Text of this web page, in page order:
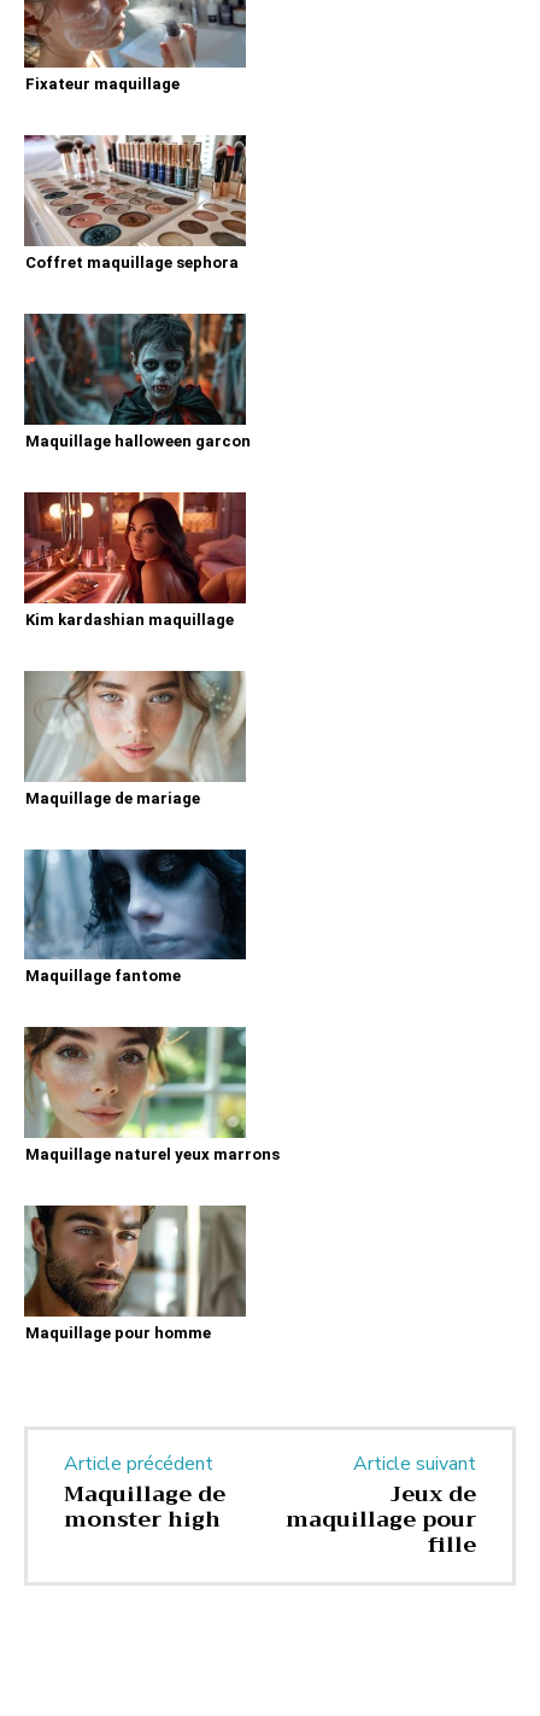
Fixateur maquillage
Coffret maquillage sephora
Maquillage halloween garcon
Kim kardashian maquillage
Maquillage de mariage
Maquillage fantome
Maquillage naturel yeux marrons
Maquillage pour homme
Article précédent
Maquillage de
monster high
Article suivant
Jeux de
maquillage pour
fille